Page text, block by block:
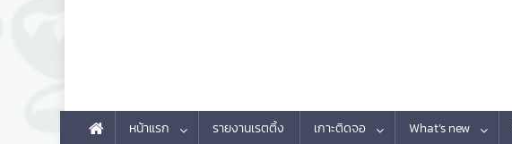
หน้าแรก รายงานเรตติ้ง เกาะติดจอ What’s new